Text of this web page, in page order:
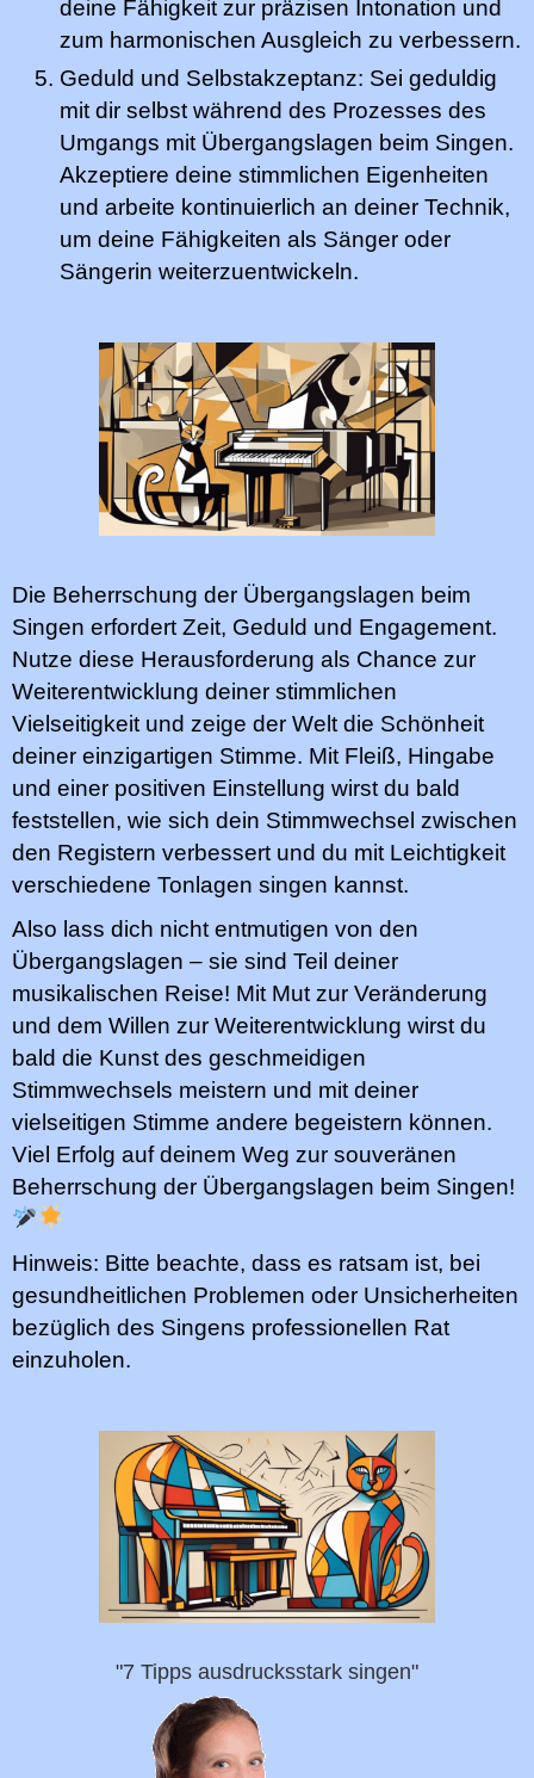
deine Fähigkeit zur präzisen Intonation und
zum harmonischen Ausgleich zu verbessern.
Geduld und Selbstakzeptanz: Sei geduldig
mit dir selbst während des Prozesses des
Umgangs mit Übergangslagen beim Singen.
Akzeptiere deine stimmlichen Eigenheiten
und arbeite kontinuierlich an deiner Technik,
um deine Fähigkeiten als Sänger oder
Sängerin weiterzuentwickeln.
Die Beherrschung der Übergangslagen beim
Singen erfordert Zeit, Geduld und Engagement.
Nutze diese Herausforderung als Chance zur
Weiterentwicklung deiner stimmlichen
Vielseitigkeit und zeige der Welt die Schönheit
deiner einzigartigen Stimme. Mit Fleiß, Hingabe
und einer positiven Einstellung wirst du bald
feststellen, wie sich dein Stimmwechsel zwischen
den Registern verbessert und du mit Leichtigkeit
verschiedene Tonlagen singen kannst.
Also lass dich nicht entmutigen von den
Übergangslagen – sie sind Teil deiner
musikalischen Reise! Mit Mut zur Veränderung
und dem Willen zur Weiterentwicklung wirst du
bald die Kunst des geschmeidigen
Stimmwechsels meistern und mit deiner
vielseitigen Stimme andere begeistern können.
Viel Erfolg auf deinem Weg zur souveränen
Beherrschung der Übergangslagen beim Singen!
Hinweis: Bitte beachte, dass es ratsam ist, bei
gesundheitlichen Problemen oder Unsicherheiten
bezüglich des Singens professionellen Rat
einzuholen.
"7 Tipps ausdrucksstark singen"